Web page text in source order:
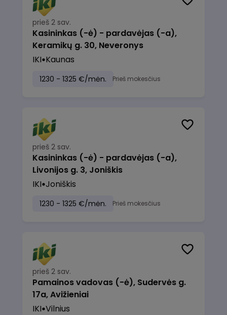
prieš 2 sav.
Kasininkas (-ė) - pardavėjas (-a),
Keramikų g. 30, Neveronys
IKI Kaunas
1230 - 1325 €/mėn. Prieš mokesčius
prieš 2 sav.
Kasininkas (-ė) - pardavėjas (-a),
Livonijos g. 3, Joniškis
IKI Joniškis
1230 - 1325 €/mėn. Prieš mokesčius
prieš 2 sav.
Pamainos vadovas (-ė), Sudervės g.
17a, Avižieniai
IKI Vilnius